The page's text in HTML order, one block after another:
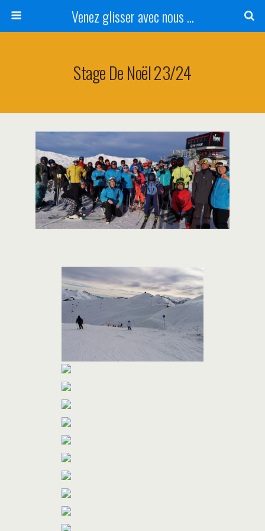
Venez glisser avec nous ...
Stage De Noël 23/24